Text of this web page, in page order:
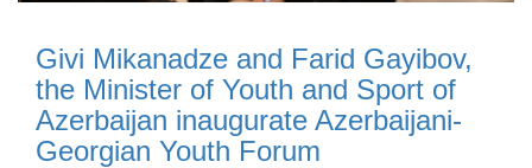
Givi Mikanadze and Farid Gayibov,
the Minister of Youth and Sport of
Azerbaijan inaugurate Azerbaijani-
Georgian Youth Forum